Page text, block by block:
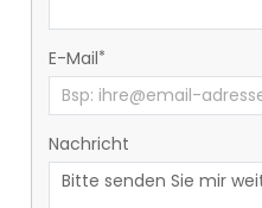
E-Mail
Nachricht